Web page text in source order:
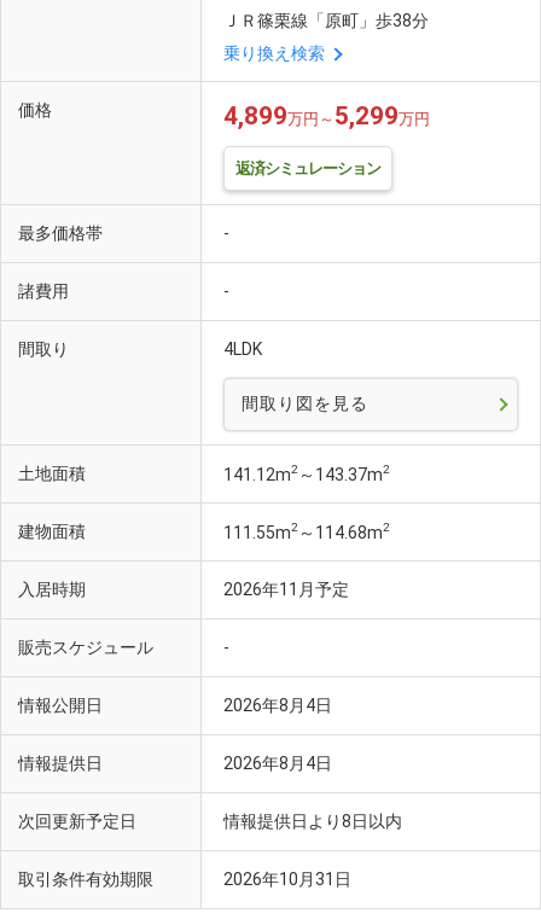
ＪＲ篠栗線「原町」歩38分
乗り換え検索
価格 4,899万円～ 5,299万円
返済シミュレーション
最多価格帯 -
諸費用 -
間取り 4LDK
間取り図を見る
土地面積 141.12m2 ～143.37m2
建物面積 111.55m2 ～114.68m2
入居時期 2026年11月予定
販売スケジュール -
情報公開日 2026年8月4日
情報提供日 2026年8月4日
次回更新予定日 情報提供日より8日以内
取引条件有効期限 2026年10月31日